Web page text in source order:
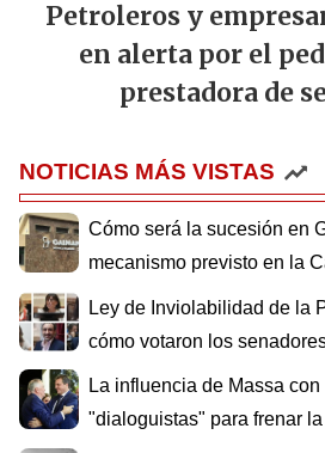
Petroleros y
en alerta por el
prestadora de
NOTICIAS MÁS VISTAS
Cómo será la sucesión en
mecanismo previsto en la
Ley de Inviolabilidad de la
cómo votaron los
La influencia de Massa
"dialoguistas" para frenar